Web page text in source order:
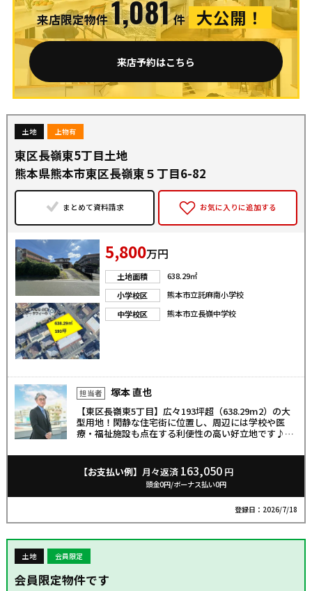
来店限定物件 1,081 件 大公開！
来店予約はこちら
土地 上物有
東区長嶺東5丁目土地
熊本県熊本市東区長嶺東５丁目6-82
まとめて資料請求 お気に入りに追加する
5,800万円
土地面積
638.29㎡
小学校区
熊本市立託麻南小学校
中学校区
熊本市立長嶺中学校
担当者 塚本 直也
【東区長嶺東5丁目】広々193坪超（638.29m2）の大
型用地！閑静な住宅街に位置し、周辺には学校や医
療・福祉施設も点在する利便性の高い好立地です♪こ
ちろん、アパート経営や事務所、施設用地としても最
適。建築条件はありませんので、お好きなハウスメー
カーで建築可能です！広大な土地をお探しの方、理想
のプランをここで形にしませんか？
【お支払い例】 月々返済 163,050円
頭金0円/ボーナス払い0円
登録日：2026/7/18
土地 会員限定
会員限定物件です